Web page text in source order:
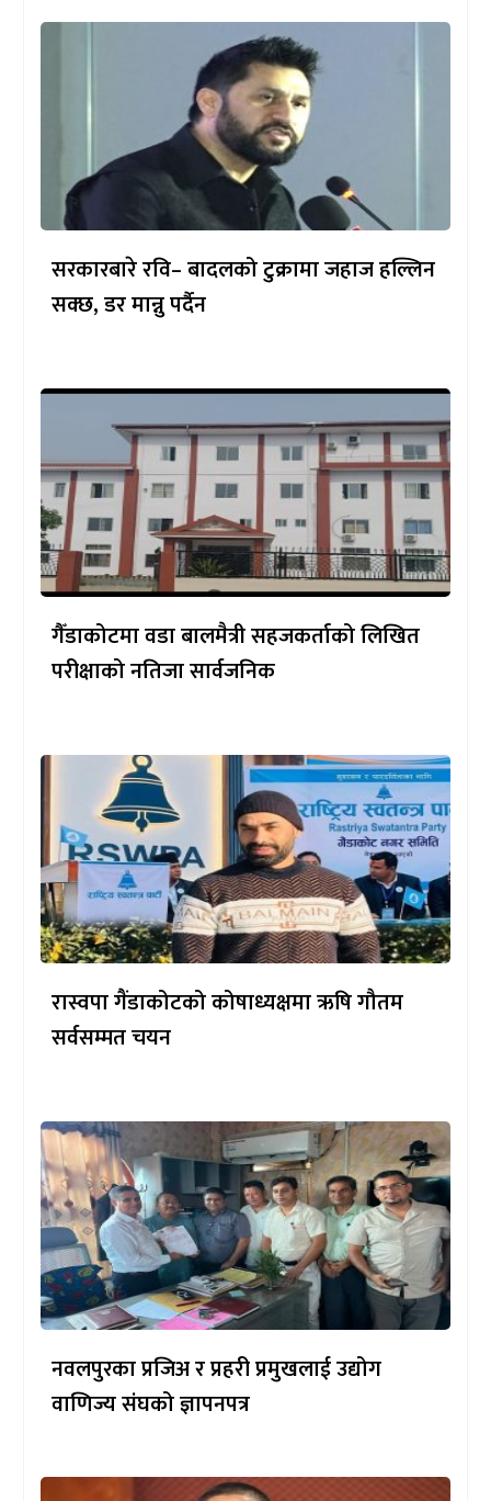
सरकारबारे रवि– बादलको टुक्रामा जहाज हल्लिन
सक्छ, डर मान्नु पर्दैन
गैँडाकोटमा वडा बालमैत्री सहजकर्ताको लिखित
परीक्षाको नतिजा सार्वजनिक
रास्वपा गैंडाकोटको कोषाध्यक्षमा ऋषि गौतम
सर्वसम्मत चयन
नवलपुरका प्रजिअ र प्रहरी प्रमुखलाई उद्योग
वाणिज्य संघको ज्ञापनपत्र